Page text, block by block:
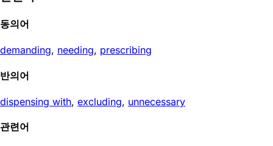
동의어
demanding, needing, prescribing
반의어
dispensing with, excluding, unnecessary
관련어